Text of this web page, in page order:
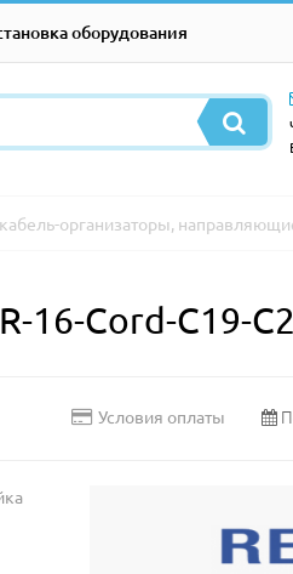
оборудования
организаторы,
16-Cord-C19-
Условия оплаты